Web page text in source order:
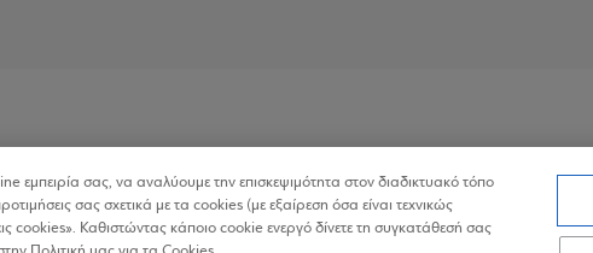
εμπειρία σας, να αναλύουμε την επισκεψιμότητα στον διαδικτυακό τόπο
σας σχετικά με τα cookies (με εξαίρεση όσα είναι τεχνικώς
cookies». Καθιστώντας κάποιο cookie ενεργό δίνετε τη συγκατάθεσή σας